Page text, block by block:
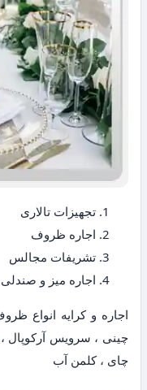
تجهیزات تالاری
اجاره ظروف
تشریفات مجالس
اجاره میز و صندلی
اجاره و کرایه
چینی ، سرویس آرکوپال
چای ، کلمن آب